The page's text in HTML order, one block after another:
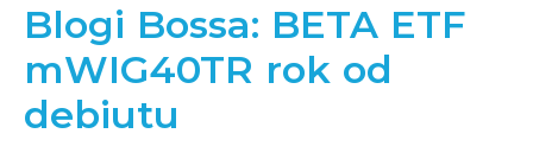
INFOPACK
KOMPENDIUM
O NAS
AKTUALNOŚCI
Blogi Bossa: BETA ETF
mWIG40TR rok od
debiutu